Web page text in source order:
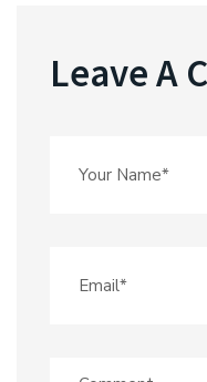
Leave A